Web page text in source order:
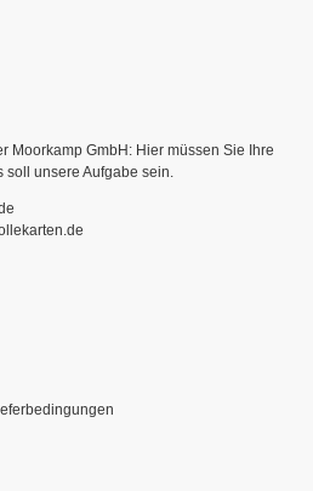
Moorkamp GmbH: Hier müssen Sie Ihre
soll unsere Aufgabe sein.